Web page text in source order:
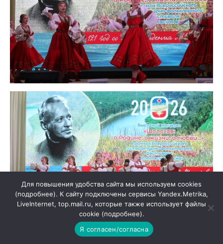
Для повышения удобства сайта мы используем cookies
(подробнее). К сайту подключены сервисы Yandex.Metrika,
LiveInternet, top.mail.ru, которые также использует файлы
cookie (подробнее).
Я согласен/согласна